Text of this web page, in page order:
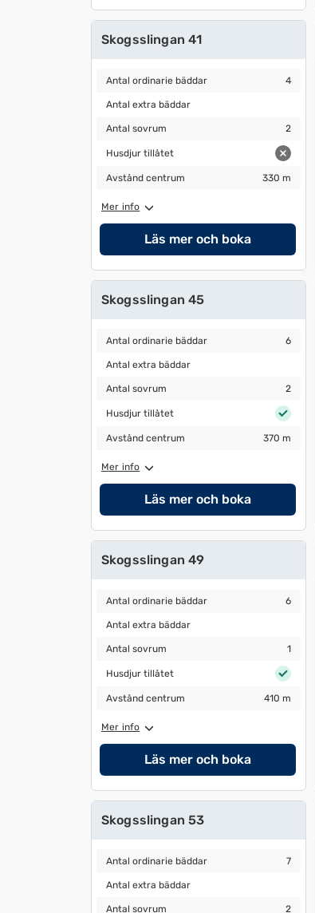
Skogsslingan 41
Antal ordinarie bäddar
Antal ordinarie bäddar 4
Antal extra bäddar
Antal extra bäddar
Antal sovrum
Antal sovrum 2
Husdjur tillåtet
Husdjur tillåtet
Avstånd centrum
Avstånd centrum 330 m
Mer info
Läs mer och boka
Skogsslingan 45
Antal ordinarie bäddar
Antal ordinarie bäddar 6
Antal extra bäddar
Antal extra bäddar
Antal sovrum
Antal sovrum 2
Husdjur tillåtet
Husdjur tillåtet
Avstånd centrum
Avstånd centrum 370 m
Mer info
Läs mer och boka
Skogsslingan 49
Antal ordinarie bäddar
Antal ordinarie bäddar 6
Antal extra bäddar
Antal extra bäddar
Antal sovrum
Antal sovrum 1
Husdjur tillåtet
Husdjur tillåtet
Avstånd centrum
Avstånd centrum 410 m
Mer info
Läs mer och boka
Skogsslingan 53
Antal ordinarie bäddar
Antal ordinarie bäddar 7
Antal extra bäddar
Antal extra bäddar
Antal sovrum
Antal sovrum 2